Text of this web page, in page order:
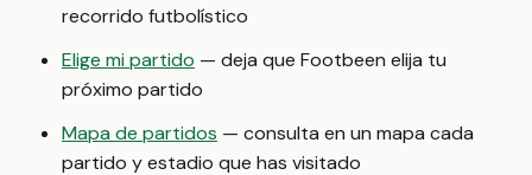
recorrido futbolístico
Elige mi partido — deja que Footbeen elija tu
próximo partido
Mapa de partidos — consulta en un mapa cada
partido y estadio que has visitado